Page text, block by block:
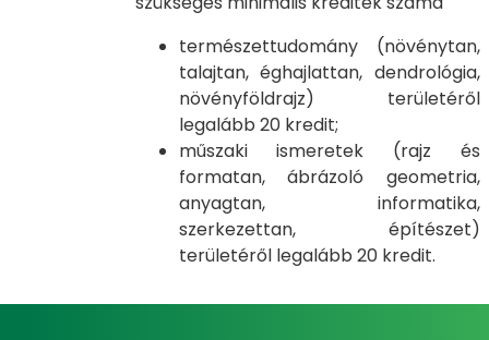
természettudomány (növénytan,
talajtan, éghajlattan, dendrológia,
növényföldrajz) területéről
legalább 20 kredit;
műszaki ismeretek (rajz és
formatan, ábrázoló geometria,
anyagtan, informatika,
szerkezettan, építészet)
területéről legalább 20 kredit.